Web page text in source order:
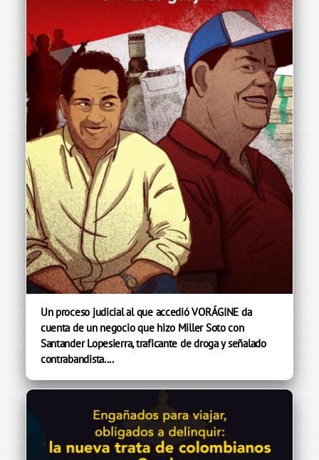
Un proceso judicial al que accedió VORÁGINE da
cuenta de un negocio que hizo Miller Soto con
Santander Lopesierra, traficante de droga y señalado
contrabandista....